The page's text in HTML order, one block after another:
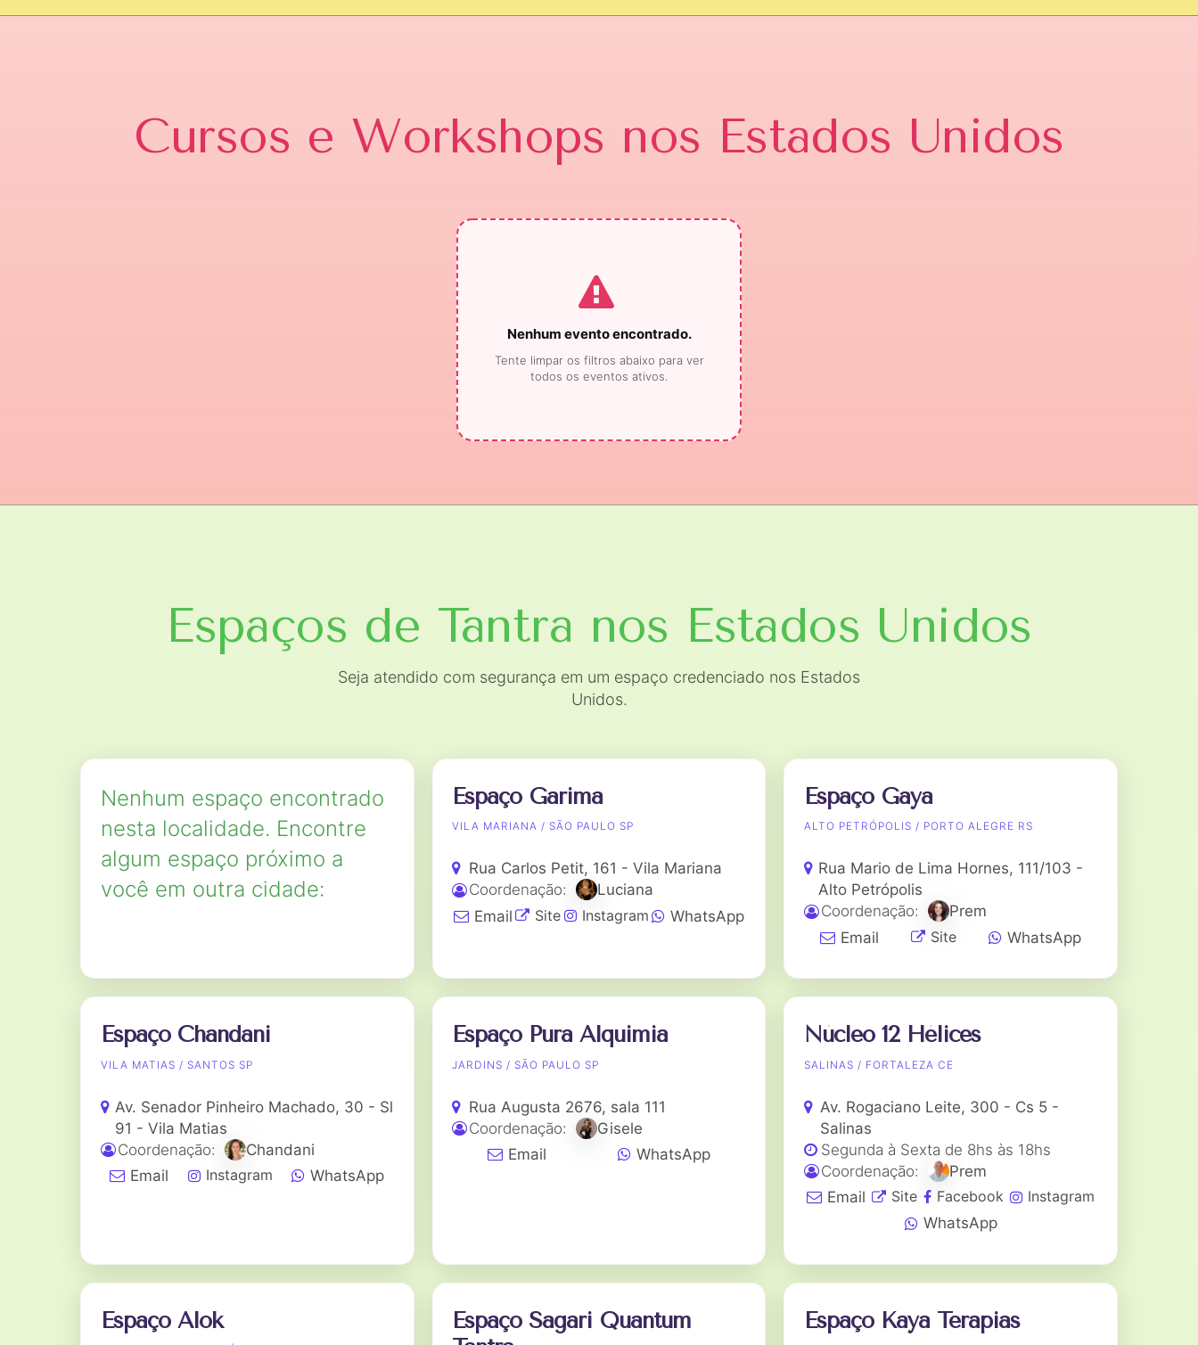
Cursos e Workshops nos Estados Unidos
Nenhum evento encontrado.
Tente limpar os filtros abaixo para ver
todos os eventos ativos.
Espaços de Tantra nos Estados Unidos
Seja atendido com segurança em um espaço credenciado nos Estados
Unidos.
Nenhum espaço encontrado
nesta localidade. Encontre
algum espaço próximo a
você em outra cidade:
Espaço Garima
VILA MARIANA / SÃO PAULO SP
Rua Carlos Petit, 161 - Vila Mariana
Coordenação:
Luciana
Email
Site Instagram WhatsApp
Espaço Gaya
ALTO PETRÓPOLIS / PORTO ALEGRE RS
Rua Mario de Lima Hornes, 111/103 -
Alto Petrópolis
Coordenação:
Prem
Email
Site WhatsApp
Espaço Chandani
VILA MATIAS / SANTOS SP
Av. Senador Pinheiro Machado, 30 - Sl
91 - Vila Matias
Coordenação:
Chandani
Email
Instagram WhatsApp
Espaço Pura Alquimia
JARDINS / SÃO PAULO SP
Rua Augusta 2676, sala 111
Coordenação:
Gisele
Email
WhatsApp
Núcleo 12 Hélices
SALINAS / FORTALEZA CE
Av. Rogaciano Leite, 300 - Cs 5 -
Salinas
Segunda à Sexta de 8hs às 18hs
Coordenação:
Prem
Email
Site Facebook
Instagram
WhatsApp
Espaço Alok
Espaço Sagari Quantum
Espaço Kaya Terapias